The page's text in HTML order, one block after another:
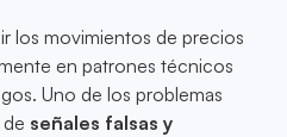
los movimientos de precios
en patrones técnicos
Uno de los problemas
señales falsas y